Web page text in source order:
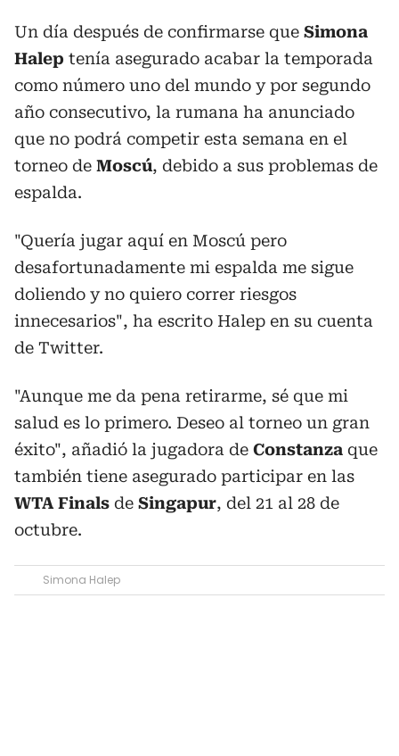
Un día después de confirmarse que Simona
Halep tenía asegurado acabar la temporada
como número uno del mundo y por segundo
año consecutivo, la rumana ha anunciado
que no podrá competir esta semana en el
torneo de Moscú, debido a sus problemas de
espalda.
"Quería jugar aquí en Moscú pero
desafortunadamente mi espalda me sigue
doliendo y no quiero correr riesgos
innecesarios", ha escrito Halep en su cuenta
de Twitter.
"Aunque me da pena retirarme, sé que mi
salud es lo primero. Deseo al torneo un gran
éxito", añadió la jugadora de Constanza que
también tiene asegurado participar en las
WTA Finals de Singapur, del 21 al 28 de
octubre.
Simona Halep